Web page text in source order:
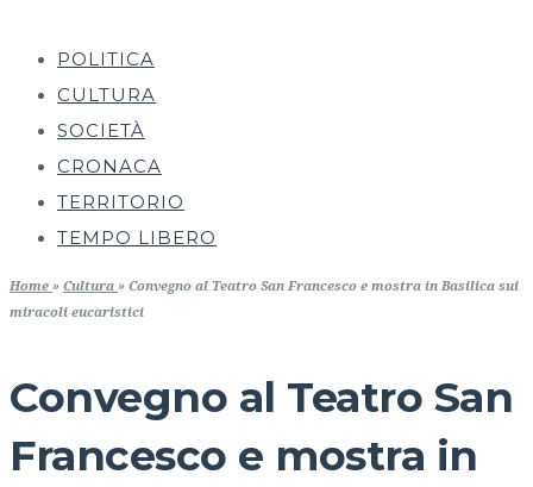
POLITICA
CULTURA
SOCIETÀ
CRONACA
TERRITORIO
TEMPO LIBERO
Home » Cultura » Convegno al Teatro San Francesco e mostra in Basilica sui
miracoli eucaristici
Convegno al Teatro San
Francesco e mostra in